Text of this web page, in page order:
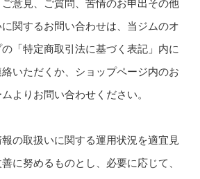
意見、ご質問、苦情のお申出その他
関するお問い合わせは、当ジムのオ
「特定商取引法に基づく表記」内に
いただくか、ショップページ内のお
よりお問い合わせください。
の取扱いに関する運用状況を適宜見
に努めるものとし、必要に応じて、